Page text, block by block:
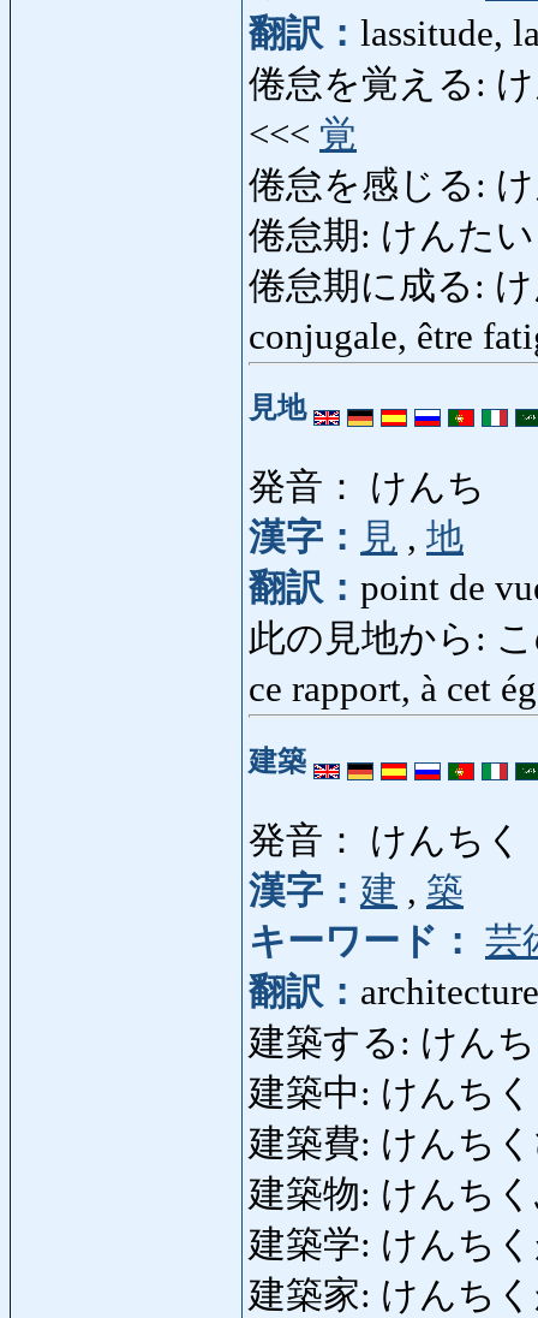
翻訳： lassitude,
倦怠を覚える:
<<< 覚
倦怠を感じる:
倦怠期: けんたい
倦怠期に成る: け
conjugale, être
見地
発音： けんち
漢字： 見 , 地
翻訳： point de
此の見地から: こ
ce rapport, à cet
建築
発音： けんちく
漢字： 建 , 築
キーワード： 芸
翻訳：
建築する: けん
建築中: けんち
建築費: けんち
建築物: けんち
建築学: けんち
建築家: けんち